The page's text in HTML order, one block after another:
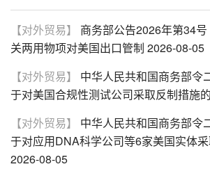
【对外贸易】
商务部公告2026年第34
关两用物项对美国出口管制 2026-08-05
【对外贸易】
中华人民共和国商务部令
于对美国合规性测试公司采取反制措施
【对外贸易】
中华人民共和国商务部令
于对应用DNA科学公司等6家美国实体
2026-08-05